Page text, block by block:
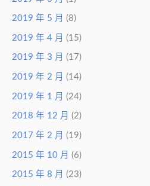
2019 年 5 月 (8)
2019 年 4 月 (15)
2019 年 3 月 (17)
2019 年 2 月 (14)
2019 年 1 月 (24)
2018 年 12 月 (2)
2017 年 2 月 (19)
2015 年 10 月 (6)
2015 年 8 月 (23)